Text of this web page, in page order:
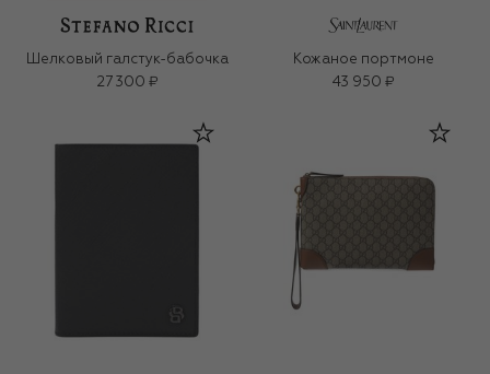
Шелковый галстук-бабочка
27 300 ₽
Кожаное портмоне
43 950 ₽